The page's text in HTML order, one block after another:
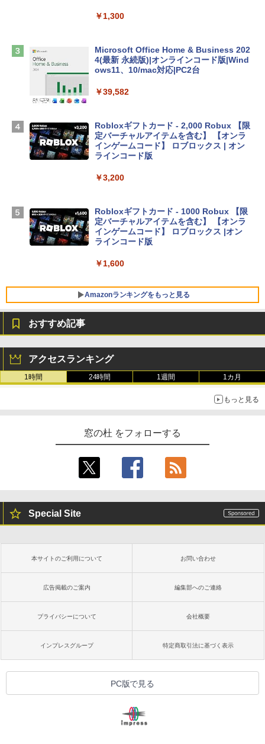
ンケース Dell NEC Lavie ASUS HP dyna
￥2,952
13インチノートブック：AIとApple Intell
TB SSDストレージ、12MPセンターフレ
ームカメラ、日本語キーボード、Touch I
D - スカイブルー
￥298,901
ン 15-fd 15.6インチ 16GBメモリ 512GB
SSD インテル Core 5
￥129,800
Core i5/16GB/SSD 512GB/ホワイト) FM
VWK3E15W_AZ
￥1,300
Microsoft Office Home & Business 202
4(最新 永続版)|オンラインコード版|Wind
ows11、10/mac対応|PC2台
￥39,582
Robloxギフトカード - 2,000 Robux 【限
定バーチャルアイテムを含む】 【オンラ
インゲームコード】 ロブロックス | オン
ラインコード版
￥3,200
Robloxギフトカード - 1000 Robux 【限
定バーチャルアイテムを含む】 【オンラ
インゲームコード】 ロブロックス |オン
ラインコード版
￥1,600
Amazonランキングをもっと見る
￥1,766
出す プロンプトの言葉 AI画像生成シリー
ズ (はぴーイラストLabo)
￥99
非エンジニア 初心者 素人 でも安心 使い
方 マニュアル AI副業にもコンテンツ作成
にもKindle出版にも！ 非エンジニアのた
￥99
FM TOWNS ハイパー・カタログ: 本体ハ
ードウェア・市販ソフトウェアのパーフ
￥1,600
￥2,326
ンチディスプレイ、色調調節ライト、12
週間持続バッテリー、広告なし、ブラッ
ク
Amazon Kindle - 目に優しい、かさばら
ない、大きな画面で読みやすい、6週間持
書籍リーダー、ブラック、16GB、広告な
Kindle Paperwhite シグニチャーエディ
るさ自動調整、色調調節ライト、12週間
持続バッテリー、広告なし、メタリック
Amazon Kindle Colorsoft | 16GBストレ
ージ、防水、7インチカラーディスプレ
イ、色調調節ライト、最大8週間持続バッ
テリー、広告無し、ブラック (2025年発
売)
￥39,980
New Amazon Kindle Scribe Colorsoft |
11インチカラーディスプレイ、64GBスト
おすすめ記事
アクセスランキング
1時間 24時間 1週間 1カ月
もっと見る
窓の杜 をフォローする
Special Site
本サイトのご利用について お問い合わせ
広告掲載のご案内 編集部へのご連絡
プライバシーについて 会社概要
インプレスグループ 特定商取引法に基づく表示
PC版で見る